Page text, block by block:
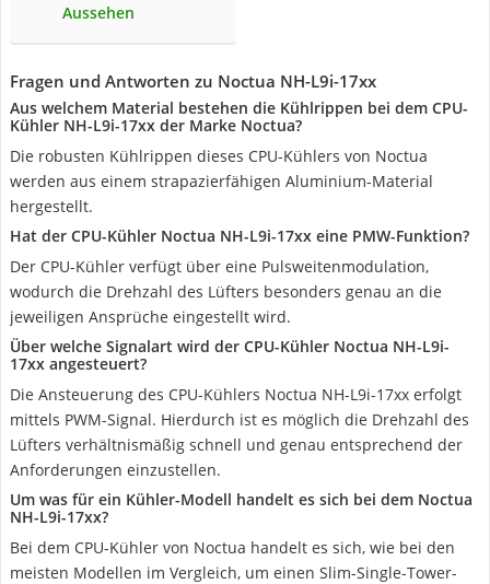
Aussehen
Fragen und Antworten zu Noctua NH-L9i-17xx
Aus welchem Material bestehen die Kühlrippen bei dem CPU-
Kühler NH-L9i-17xx der Marke Noctua?
Die robusten Kühlrippen dieses CPU-Kühlers von Noctua
werden aus einem strapazierfähigen Aluminium-Material
hergestellt.
Hat der CPU-Kühler Noctua NH-L9i-17xx eine PMW-Funktion?
Der CPU-Kühler verfügt über eine Pulsweitenmodulation,
wodurch die Drehzahl des Lüfters besonders genau an die
jeweiligen Ansprüche eingestellt wird.
Über welche Signalart wird der CPU-Kühler Noctua NH-L9i-
17xx angesteuert?
Die Ansteuerung des CPU-Kühlers Noctua NH-L9i-17xx erfolgt
mittels PWM-Signal. Hierdurch ist es möglich die Drehzahl des
Lüfters verhältnismäßig schnell und genau entsprechend der
Anforderungen einzustellen.
Um was für ein Kühler-Modell handelt es sich bei dem Noctua
NH-L9i-17xx?
Bei dem CPU-Kühler von Noctua handelt es sich, wie bei den
meisten Modellen im Vergleich, um einen Slim-Single-Tower-